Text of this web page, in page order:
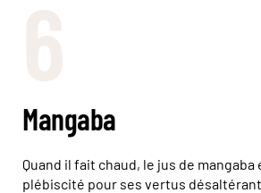
Mangaba
Quand il fait chaud, le jus de
plébiscité pour ses vertus